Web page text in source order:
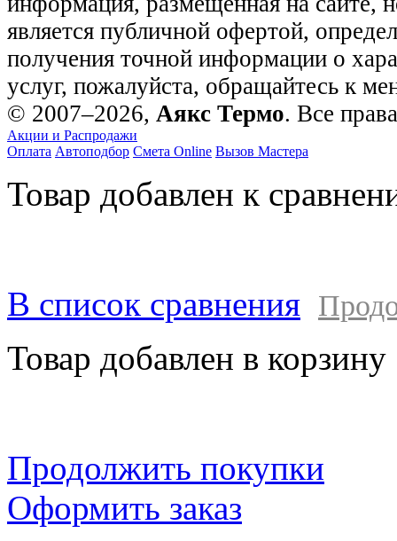
является публичной офертой,
получения точной информации о
услуг, пожалуйста, обращайтесь к
© 2007–2026, Аякс Термо. Все
Акции и Распродажи
Оплата Автоподбор Смета Online Вызов Мастера
Товар добавлен к
В список сравнения
Товар добавлен в корзину
Продолжить покупки
Оформить заказ